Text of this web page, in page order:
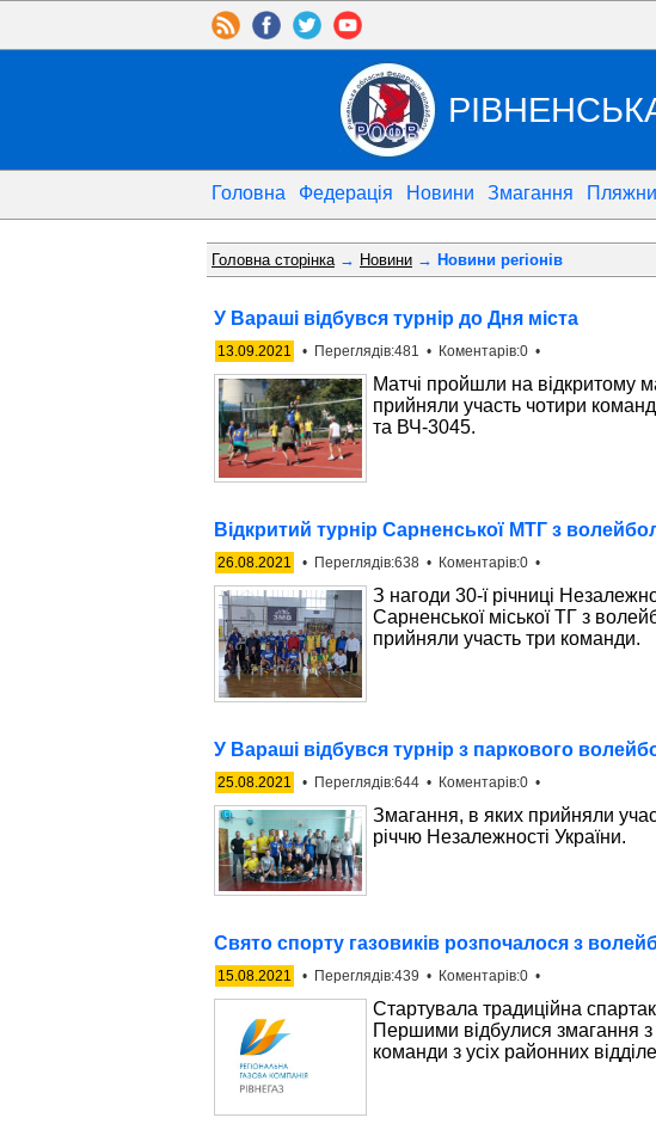
Головна Федерація Новини Змагання
Головна сторінка→ Новини → Новини регіонів
У Вараші відбувся турнір до Дня міста
13.09.2021 • Переглядів:481 • Коментарів:0 •
Матчі пройшли на відкритому
прийняли участь чотири
та ВЧ-3045.
Відкритий турнір Сарненської МТГ з
26.08.2021 • Переглядів:638 • Коментарів:0 •
З нагоди 30-ї річниці
Сарненської міської ТГ з
прийняли участь три команди.
У Вараші відбувся турнір з паркового
25.08.2021 • Переглядів:644 • Коментарів:0 •
Змагання, в яких прийняли
річчю Незалежності України.
Свято спорту газовиків розпочалося з
15.08.2021 • Переглядів:439 • Коментарів:0 •
Стартувала традиційна
Першими відбулися змагання
команди з усіх районних